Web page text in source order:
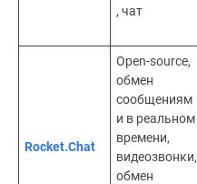
, чат
Rocket.Chat
Open-source,
обмен
сообщениям
и в реальном
времени,
видеозвонки,
обмен